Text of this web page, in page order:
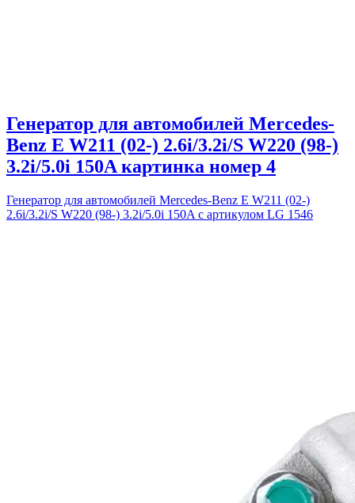
Генератор для автомобилей Mercedes-
Benz E W211 (02-) 2.6i/3.2i/S W220 (98-)
3.2i/5.0i 150A картинка номер 4
Генератор для автомобилей Mercedes-Benz E W211 (02-)
2.6i/3.2i/S W220 (98-) 3.2i/5.0i 150A с артикулом LG 1546